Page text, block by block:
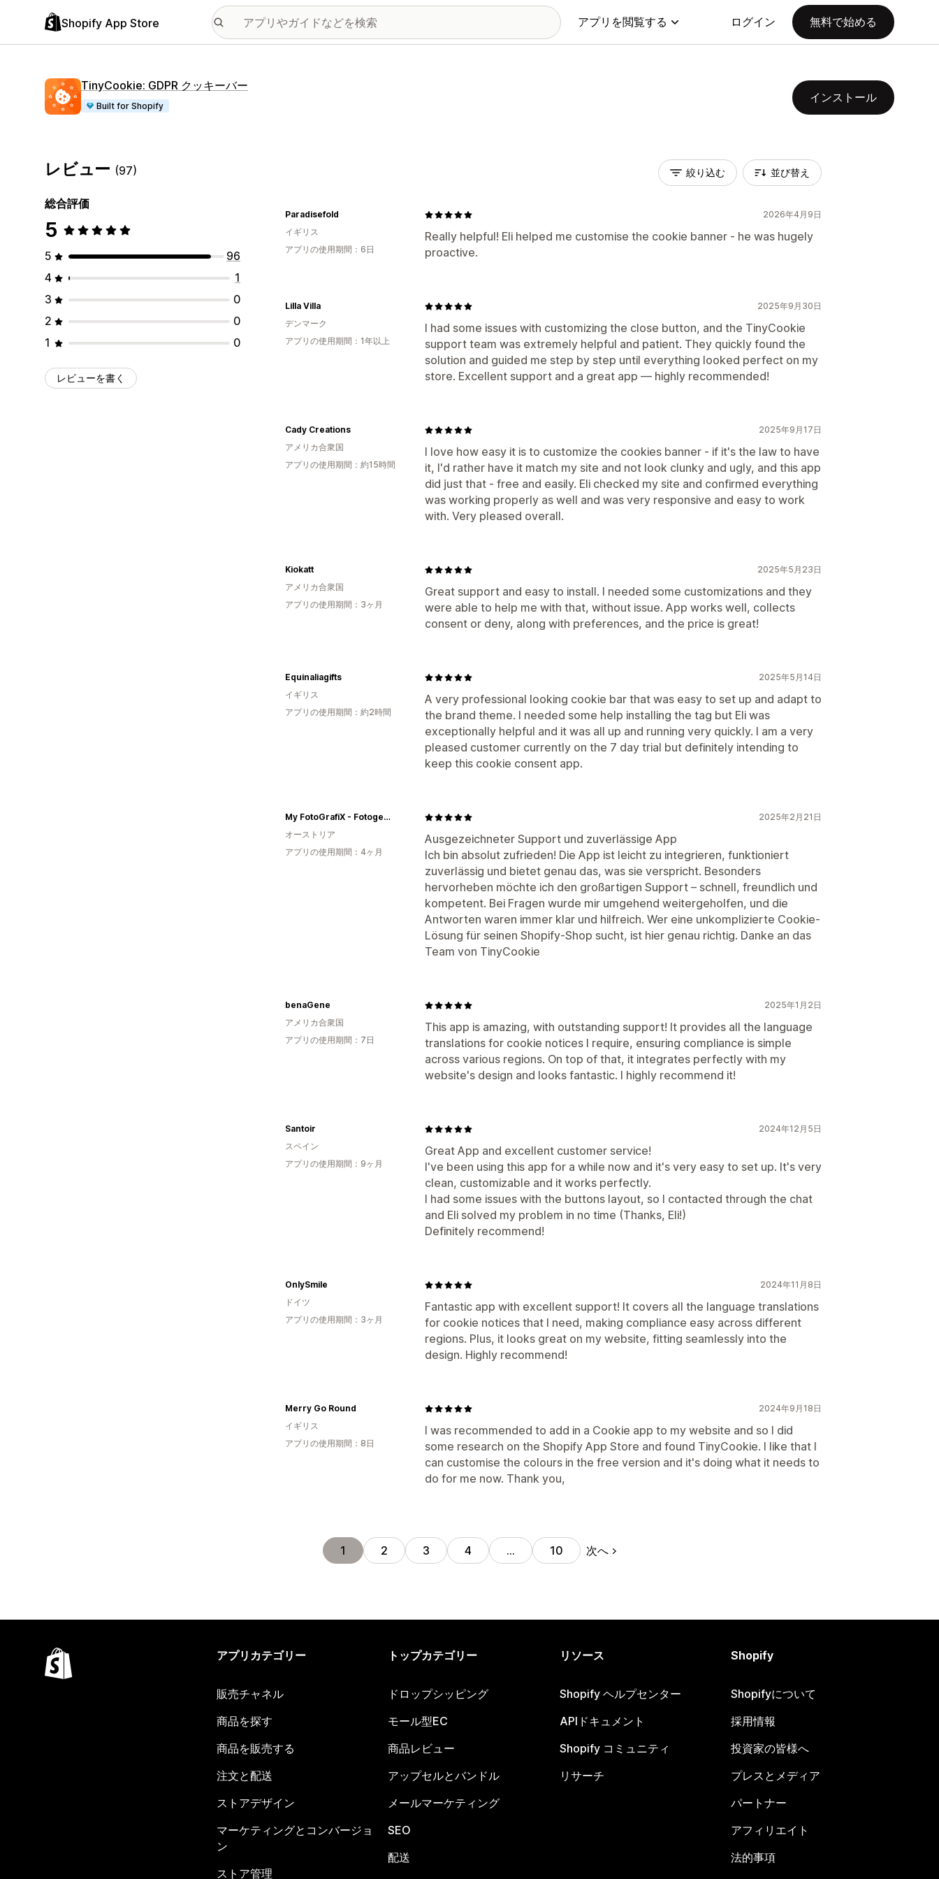
Shopify App Store アプリを閲覧する ログイン 無料で始める
TinyCookie: GDPR クッキーバー
Built for Shopify
インストール
レビュー (97)
総合評価
5
5
96
4
1
3
0
2
0
1
0
レビューを書く
絞り込む 並び替え
2026年4月9日
Really helpful! Eli helped me customise the cookie banner - he was hugely
proactive.
Paradisefold
イギリス
アプリの使用期間：6日
2025年9月30日
I had some issues with customizing the close button, and the TinyCookie
support team was extremely helpful and patient. They quickly found the
solution and guided me step by step until everything looked perfect on my
store. Excellent support and a great app — highly recommended!
Lilla Villa
デンマーク
アプリの使用期間：1年以上
2025年9月17日
I love how easy it is to customize the cookies banner - if it's the law to have
it, I'd rather have it match my site and not look clunky and ugly, and this app
did just that - free and easily. Eli checked my site and confirmed everything
was working properly as well and was very responsive and easy to work
with. Very pleased overall.
Cady Creations
アメリカ合衆国
アプリの使用期間：約15時間
2025年5月23日
Great support and easy to install. I needed some customizations and they
were able to help me with that, without issue. App works well, collects
consent or deny, along with preferences, and the price is great!
Kiokatt
アメリカ合衆国
アプリの使用期間：3ヶ月
2025年5月14日
A very professional looking cookie bar that was easy to set up and adapt to
the brand theme. I needed some help installing the tag but Eli was
exceptionally helpful and it was all up and running very quickly. I am a very
pleased customer currently on the 7 day trial but definitely intending to
keep this cookie consent app.
Equinaliagifts
イギリス
アプリの使用期間：約2時間
2025年2月21日
Ausgezeichneter Support und zuverlässige App
Ich bin absolut zufrieden! Die App ist leicht zu integrieren, funktioniert
zuverlässig und bietet genau das, was sie verspricht. Besonders
hervorheben möchte ich den großartigen Support – schnell, freundlich und
kompetent. Bei Fragen wurde mir umgehend weitergeholfen, und die
Antworten waren immer klar und hilfreich. Wer eine unkomplizierte Cookie-
Lösung für seinen Shopify-Shop sucht, ist hier genau richtig. Danke an das
Team von TinyCookie
My FotoGrafiX - Fotogeschenke mit Herz
オーストリア
アプリの使用期間：4ヶ月
2025年1月2日
This app is amazing, with outstanding support! It provides all the language
translations for cookie notices I require, ensuring compliance is simple
across various regions. On top of that, it integrates perfectly with my
website's design and looks fantastic. I highly recommend it!
benaGene
アメリカ合衆国
アプリの使用期間：7日
2024年12月5日
Great App and excellent customer service!
I've been using this app for a while now and it's very easy to set up. It's very
clean, customizable and it works perfectly.
I had some issues with the buttons layout, so I contacted through the chat
and Eli solved my problem in no time (Thanks, Eli!)
Definitely recommend!
Santoir
スペイン
アプリの使用期間：9ヶ月
2024年11月8日
Fantastic app with excellent support! It covers all the language translations
for cookie notices that I need, making compliance easy across different
regions. Plus, it looks great on my website, fitting seamlessly into the
design. Highly recommend!
OnlySmile
ドイツ
アプリの使用期間：3ヶ月
2024年9月18日
I was recommended to add in a Cookie app to my website and so I did
some research on the Shopify App Store and found TinyCookie. I like that I
can customise the colours in the free version and it's doing what it needs to
do for me now. Thank you,
Merry Go Round
イギリス
アプリの使用期間：8日
1 2 3 4 … 10 次へ
アプリカテゴリー
販売チャネル
商品を探す
商品を販売する
注文と配送
ストアデザイン
マーケティングとコンバージョ
ン
ストア管理
トップカテゴリー
ドロップシッピング
モール型EC
商品レビュー
アップセルとバンドル
メールマーケティング
SEO
配送
リソース
Shopify ヘルプセンター
APIドキュメント
Shopify コミュニティ
リサーチ
Shopify
Shopifyについて
採用情報
投資家の皆様へ
プレスとメディア
パートナー
アフィリエイト
法的事項